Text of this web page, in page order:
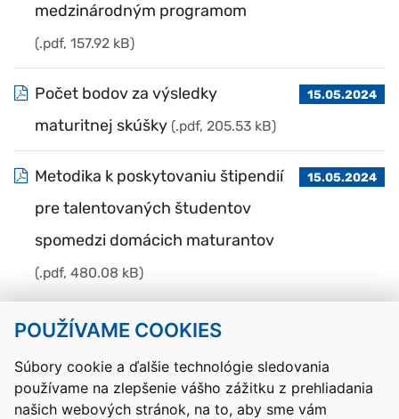
POUŽÍVAME COOKIES
Súbory cookie a ďalšie technológie sledovania
používame na zlepšenie vášho zážitku z prehliadania
našich webových stránok, na to, aby sme vám
medzinárodným programom
(.pdf, 157.92 kB)
Počet bodov za výsledky
maturitnej skúšky (.pdf, 205.53 kB)
15.05.2024
Metodika k poskytovaniu štipendií
pre talentovaných študentov
spomedzi domácich maturantov
(.pdf, 480.08 kB)
15.05.2024
Kontakty Mapa stránky RSS
Vyhlásenie o prístupnosti
Nastavenia cookies